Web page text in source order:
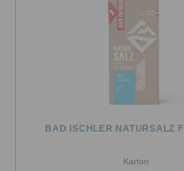
BAD ISCHLER NATURSALZ
Karton